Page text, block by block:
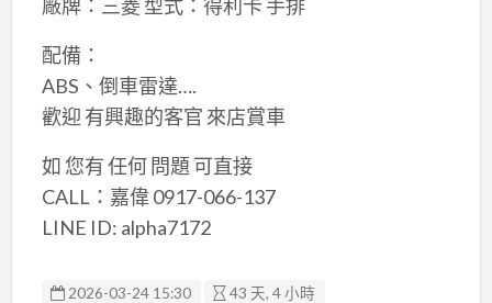
廠牌：三菱 型式：得利卡 手排
配備：
ABS、倒車雷達….
歡迎 有興趣的客官 來店賞車
如 您有 任何 問題 可直接
CALL：嘉偉 0917-066-137
LINE ID: alpha7172
2026-03-24 15:30 43 天, 4 小時